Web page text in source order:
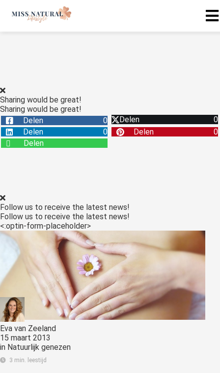
Sharing would be great!
Sharing would be great!
Delen
0 Delen
0
Delen
0 Delen
0
Delen
Follow us to receive the latest news!
Follow us to receive the latest news!
<:optin-form-placeholder>
Eva van Zeeland
15 maart 2013
in Natuurlijk genezen
3 min. leestijd